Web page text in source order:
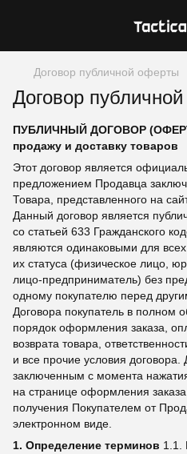
Договор публичной оферты
Договор
ПУБЛИЧНЫЙ ДОГОВОР
продажу и доставку товаров
Этот договор является
предложением Продавца
Товара, представленного на
Данный договор является
со статьей 633 Гражданского
являются одинаковыми для
их статуса (физическое лицо,
лицо-предприниматель) без
одному покупателю перед
Договора покупатель в полном
порядок оформления заказа,
возврата товара,
и все прочие условия договора.
заключенным с момента
на странице оформления
получения Покупателем от
электронном виде.
1. Определение терминов 1.1.